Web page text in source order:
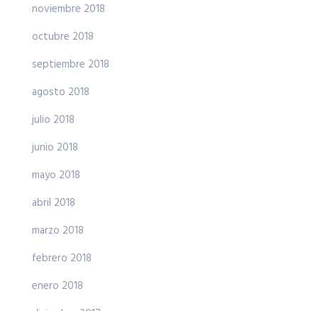
noviembre 2018
octubre 2018
septiembre 2018
agosto 2018
julio 2018
junio 2018
mayo 2018
abril 2018
marzo 2018
febrero 2018
enero 2018